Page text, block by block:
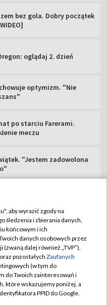
bez gola. Dobry początek
oglądaj 2. dzień
optymizm. "Nie
po starciu Farerami.
meczu
"Jestem zadowolona
TVP
TVP
aby wyrazić zgody na
śledzenia i zbierania danych,
końcowym i ich
danych osobowych przez
(zwaną dalej również „TVP”),
oraz pozostałych Zaufanych
(w tym do
do Twoich zainteresowań i
które wskazujemy poniżej, a
PPID do Google.